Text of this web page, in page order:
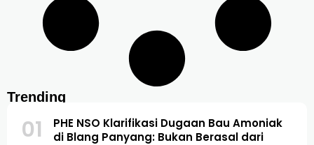
Trending
01
PHE NSO Klarifikasi Dugaan Bau Amoniak
di Blang Panyang: Bukan Berasal dari